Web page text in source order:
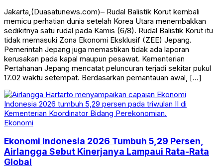
Jakarta,(Duasatunews.com)– Rudal Balistik Korut kembali
memicu perhatian dunia setelah Korea Utara menembakkan
sedikitnya satu rudal pada Kamis (6/8). Rudal Balistik Korut itu
tidak memasuki Zona Ekonomi Eksklusif (ZEE) Jepang.
Pemerintah Jepang juga memastikan tidak ada laporan
kerusakan pada kapal maupun pesawat. Kementerian
Pertahanan Jepang mencatat peluncuran terjadi sekitar pukul
17.02 waktu setempat. Berdasarkan pemantauan awal, […]
Ekonomi
Ekonomi Indonesia 2026 Tumbuh 5,29 Persen,
Airlangga Sebut Kinerjanya Lampaui Rata-Rata
Global